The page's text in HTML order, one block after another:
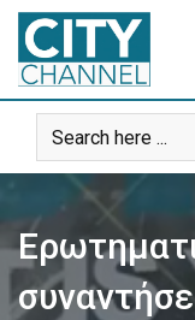
Skip
content